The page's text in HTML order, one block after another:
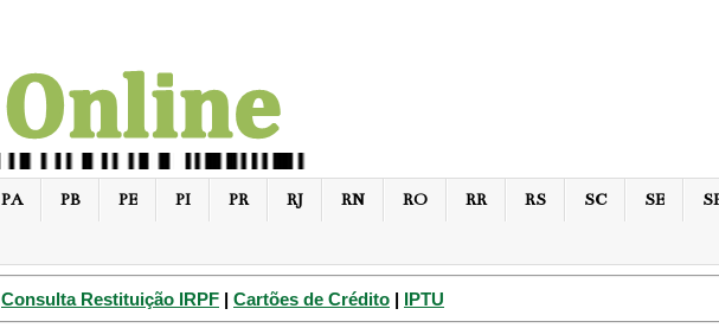
PA PB PE PI PR RJ RN RO RR RS SC SE
Consulta Restituição IRPF | Cartões de Crédito | IPTU